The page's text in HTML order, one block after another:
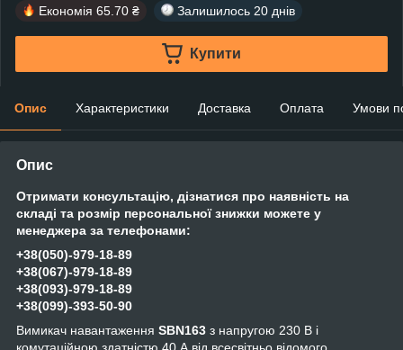
Економія 65.70 ₴ Залишилось 20 днів
Купити
Опис Характеристики Доставка Оплата Умови
Опис
Отримати консультацію, дізнатися про наявність на
складі та розмір персональної знижки можете у
менеджера за телефонами:
+38(050)-979-18-89
+38(067)-979-18-89
+38(093)-979-18-89
+38(099)-393-50-90
Вимикач навантаження SBN163 з напругою 230 В і
комутаційною здатністю 40 А від всесвітньо відомого